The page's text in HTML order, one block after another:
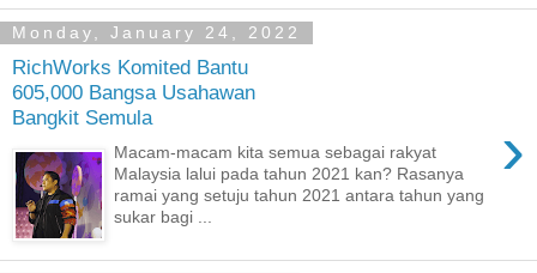
Monday, January 24, 2022
RichWorks Komited Bantu
605,000 Bangsa Usahawan
Bangkit Semula
›
Macam-macam kita semua sebagai rakyat
Malaysia lalui pada tahun 2021 kan? Rasanya
ramai yang setuju tahun 2021 antara tahun yang
sukar bagi ...